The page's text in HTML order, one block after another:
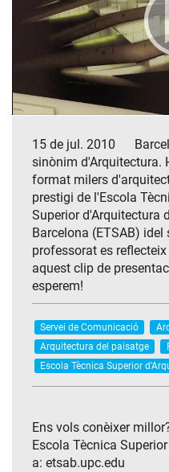
15 de jul. 2010
sinònim d'Arquitectura.
format milers
prestigi de l'Escola
Superior d'Arquitectura
Barcelona (ETSAB) idel
professorat es reflecteix
aquest clip de
esperem!
Servei de Comunicació
Arquitectura del paisatge
Escola Tècnica Superior
Ens vols conèixer
Escola Tècnica
a: etsab.upc.edu